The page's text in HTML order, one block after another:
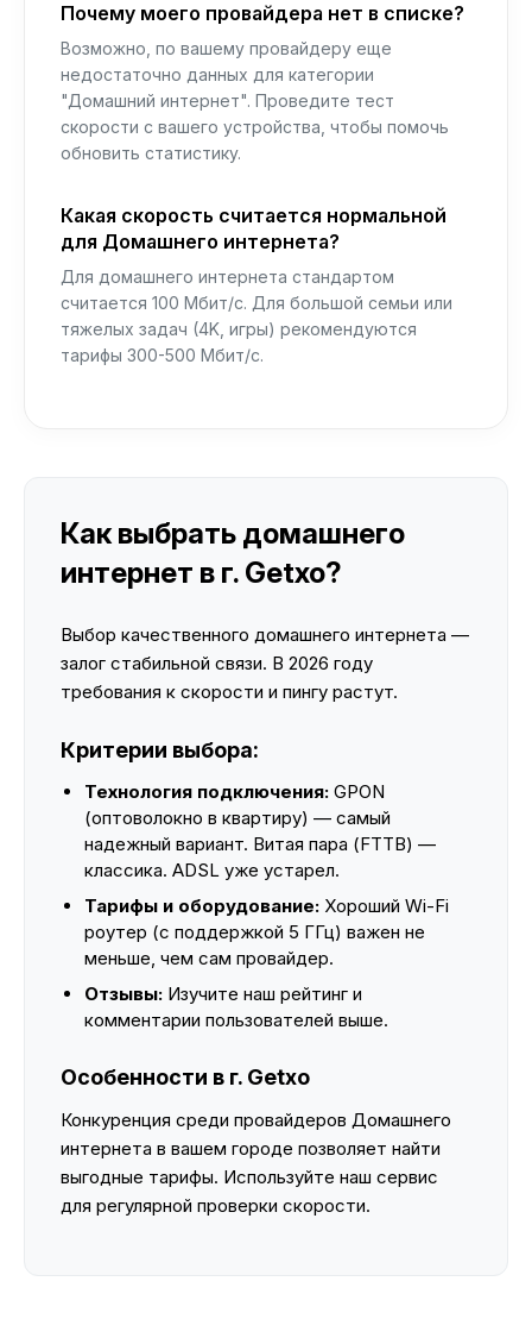
Почему моего провайдера нет в списке?
Возможно, по вашему провайдеру еще
недостаточно данных для категории
"Домашний интернет". Проведите тест
скорости с вашего устройства, чтобы помочь
обновить статистику.
Какая скорость считается нормальной
для Домашнего интернета?
Для домашнего интернета стандартом
считается 100 Мбит/с. Для большой семьи или
тяжелых задач (4K, игры) рекомендуются
тарифы 300-500 Мбит/с.
Как выбрать домашнего
интернет в г. Getxo?
Выбор качественного домашнего интернета —
залог стабильной связи. В 2026 году
требования к скорости и пингу растут.
Критерии выбора:
Технология подключения: GPON
(оптоволокно в квартиру) — самый
надежный вариант. Витая пара (FTTB) —
классика. ADSL уже устарел.
Тарифы и оборудование: Хороший Wi-Fi
роутер (с поддержкой 5 ГГц) важен не
меньше, чем сам провайдер.
Отзывы: Изучите наш рейтинг и
комментарии пользователей выше.
Особенности в г. Getxo
Конкуренция среди провайдеров Домашнего
интернета в вашем городе позволяет найти
выгодные тарифы. Используйте наш сервис
для регулярной проверки скорости.